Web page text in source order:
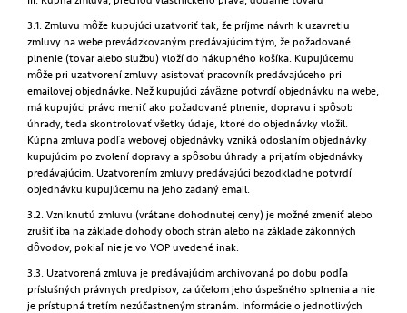
3.1. Zmluvu môže kupujúci uzatvoriť tak, že príjme návrh k uzavretiu
zmluvy na webe prevádzkovaným predávajúcim tým, že požadované
plnenie (tovar alebo službu) vloží do nákupného košíka. Kupujúcemu
môže pri uzatvorení zmluvy asistovať pracovník predávajúceho pri
emailovej objednávke. Než kupujúci záväzne potvrdí objednávku na webe,
má kupujúci právo meniť ako požadované plnenie, dopravu i spôsob
úhrady, teda skontrolovať všetky údaje, ktoré do objednávky vložil.
Kúpna zmluva podľa webovej objednávky vzniká odoslaním objednávky
kupujúcim po zvolení dopravy a spôsobu úhrady a prijatím objednávky
predávajúcim. Uzatvorením zmluvy predávajúci bezodkladne potvrdí
objednávku kupujúcemu na jeho zadaný email.
3.2. Vzniknutú zmluvu (vrátane dohodnutej ceny) je možné zmeniť alebo
zrušiť iba na základe dohody oboch strán alebo na základe zákonných
dôvodov, pokiaľ nie je vo VOP uvedené inak.
3.3. Uzatvorená zmluva je predávajúcim archivovaná po dobu podľa
príslušných právnych predpisov, za účelom jeho úspešného splnenia a nie
je prístupná tretím nezúčastneným stranám. Informácie o jednotlivých